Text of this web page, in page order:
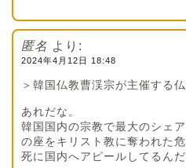
匿名 より:
2024年4月12日 18:48
＞韓国仏教曹渓宗が主催する
あれだな。
韓国国内の宗教で最大のシェ
の座をキリスト教に奪われた
死に国内へアピールしてるんだ